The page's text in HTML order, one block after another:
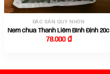
ĐẶC SẢN QUY NHƠN
Nem chua Thanh Liêm Bình Định 20c
78.000 ₫